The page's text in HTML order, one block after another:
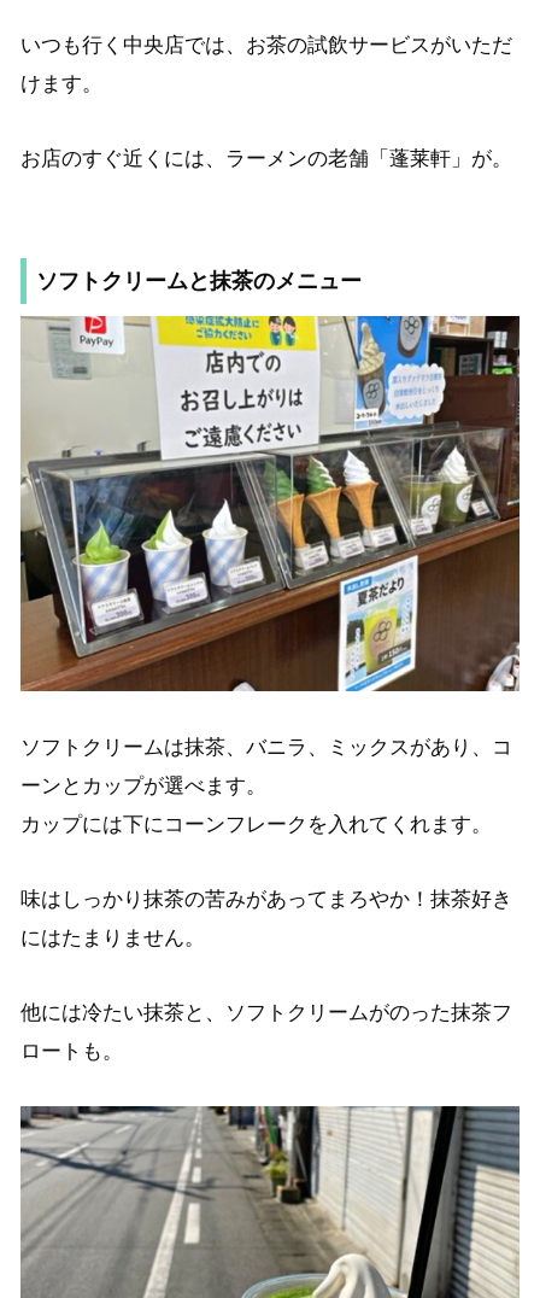
いつも行く中央店では、お茶の試飲サービスがいただ
けます。
お店のすぐ近くには、ラーメンの老舗「蓬莱軒」が。
ソフトクリームと抹茶のメニュー
ソフトクリームは抹茶、バニラ、ミックスがあり、コ
ーンとカップが選べます。
カップには下にコーンフレークを入れてくれます。
味はしっかり抹茶の苦みがあってまろやか！抹茶好き
にはたまりません。
他には冷たい抹茶と、ソフトクリームがのった抹茶フ
ロートも。